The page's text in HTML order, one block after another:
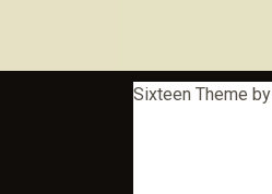
Sixteen Theme by